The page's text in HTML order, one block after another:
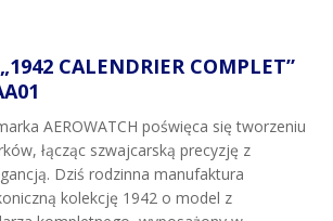
CALENDRIER COMPLET”
AEROWATCH poświęca się tworzeniu
łącząc szwajcarską precyzję z
Dziś rodzinna manufaktura
kolekcję 1942 o model z